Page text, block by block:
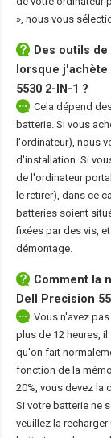
», nous vous
Des outils
lorsque j'achète
5530 2-IN-1 ?
Cela dépend
batterie. Si vous
l'ordinateur), nous
d'installation. Si
de l'ordinateur
le retirer), dans ce
batteries soient
fixées par des vis,
démontage.
Comment la
Dell Precision
Vous n'avez
plus de 12 heures,
qu'on fait
fonction de la
20%, vous devez la
Si votre batterie ne
veuillez la